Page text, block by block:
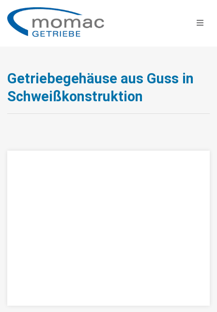
Getriebegehäuse aus Guss in
Schweißkonstruktion